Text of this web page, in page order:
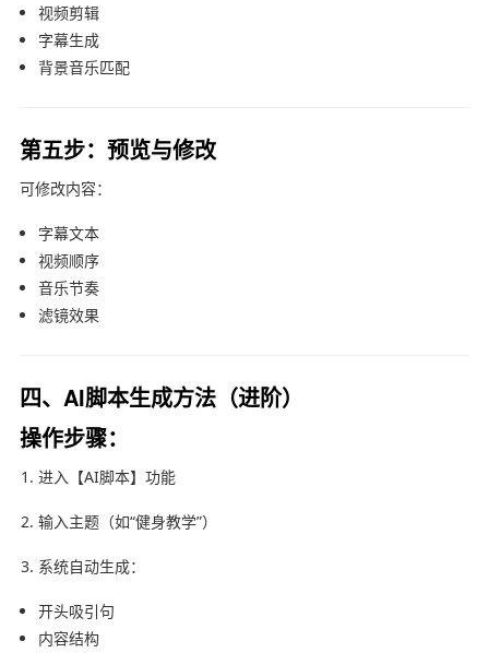
视频剪辑
字幕生成
背景音乐匹配
第五步：预览与修改
可修改内容：
字幕文本
视频顺序
音乐节奏
滤镜效果
四、AI脚本生成方法（进阶）
操作步骤：
进入【AI脚本】功能
输入主题（如“健身教学”）
系统自动生成：
开头吸引句
内容结构